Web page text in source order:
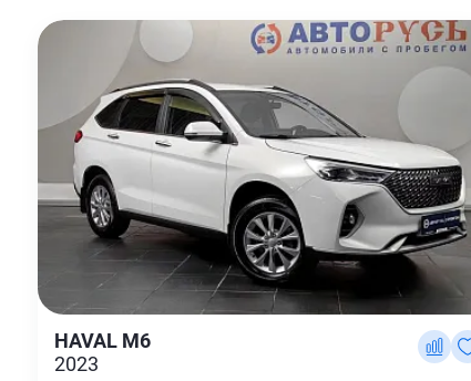
HAVAL M6
2023